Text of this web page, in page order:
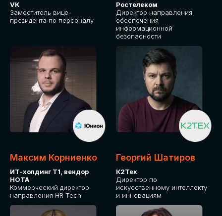
VK
Заместитель вице-
президента по персоналу
Ростелеком
Директор направления
обеспечения
информационной
безопасности
Максим Корниенко
ИТ-холдинг Т1, вендор
НОТА
Коммерческий директор
направления HR Tech
Георгий Шатиров
К2Тех
Директор по
искусственному интеллекту
и инновациям